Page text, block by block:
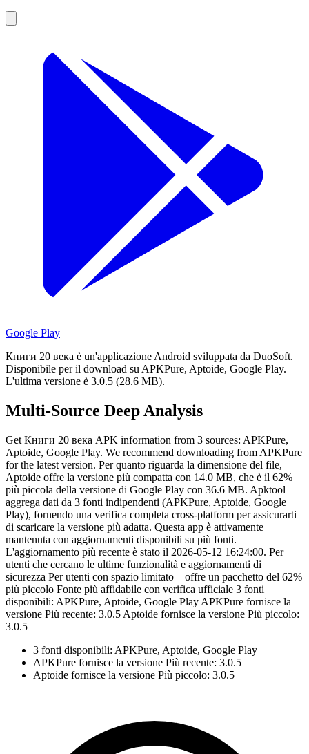
Google Play
Книги 20 века è un'applicazione Android sviluppata da DuoSoft.
Disponibile per il download su APKPure, Aptoide, Google Play.
L'ultima versione è 3.0.5 (28.6 MB).
Multi-Source Deep Analysis
Get Книги 20 века APK information from 3 sources: APKPure,
Aptoide, Google Play. We recommend downloading from APKPure
for the latest version. Per quanto riguarda la dimensione del file,
Aptoide offre la versione più compatta con 14.0 MB, che è il 62%
più piccola della versione di Google Play con 36.6 MB. Apktool
aggrega dati da 3 fonti indipendenti (APKPure, Aptoide, Google
Play), fornendo una verifica completa cross-platform per assicurarti
di scaricare la versione più adatta. Questa app è attivamente
mantenuta con aggiornamenti disponibili su più fonti.
L'aggiornamento più recente è stato il 2026-05-12 16:24:00. Per
utenti che cercano le ultime funzionalità e aggiornamenti di
sicurezza Per utenti con spazio limitato—offre un pacchetto del 62%
più piccolo Fonte più affidabile con verifica ufficiale 3 fonti
disponibili: APKPure, Aptoide, Google Play APKPure fornisce la
versione Più recente: 3.0.5 Aptoide fornisce la versione Più piccolo:
3.0.5
3 fonti disponibili: APKPure, Aptoide, Google Play
APKPure fornisce la versione Più recente: 3.0.5
Aptoide fornisce la versione Più piccolo: 3.0.5